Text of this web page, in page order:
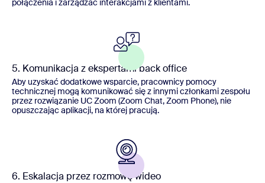
połączenia i zarządzać interakcjami z klientami.
5. Komunikacja z ekspertami back office
Aby uzyskać dodatkowe wsparcie, pracownicy pomocy
technicznej mogą komunikować się z innymi członkami zespołu
przez rozwiązanie UC Zoom (Zoom Chat, Zoom Phone), nie
opuszczając aplikacji, na której pracują.
6. Eskalacja przez rozmowę wideo